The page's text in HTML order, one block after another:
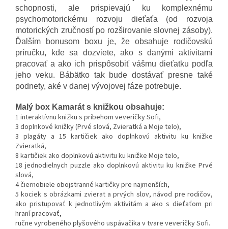
schopnosti, ale prispievajú ku komplexnému
psychomotorickému rozvoju dieťaťa (od rozvoja
motorických zručností po rozširovanie slovnej zásoby).
Ďalším bonusom boxu je, že obsahuje rodičovskú
príručku, kde sa dozviete, ako s danými aktivitami
pracovať a ako ich prispôsobiť vášmu dieťatku podľa
jeho veku. Bábätko tak bude dostávať presne také
podnety, aké v danej vývojovej fáze potrebuje.
Malý box Kamarát s knižkou obsahuje:
1 interaktívnu knižku s príbehom veveričky Sofi,
3 doplnkové knižky (Prvé slová, Zvieratká a Moje telo),
3 plagáty a 15 kartičiek ako doplnkovú aktivitu ku knižke
Zvieratká,
8 kartičiek ako doplnkovú aktivitu ku knižke Moje telo,
18 jednodielnych puzzle ako doplnkovú aktivitu ku knižke Prvé
slová,
4 čiernobiele obojstranné kartičky pre najmenších,
5 kociek s obrázkami zvierat a prvých slov, návod pre rodičov,
ako pristupovať k jednotlivým aktivitám a ako s dieťaťom pri
hraní pracovať,
ručne vyrobeného plyšového uspávačika v tvare veveričky Sofi.